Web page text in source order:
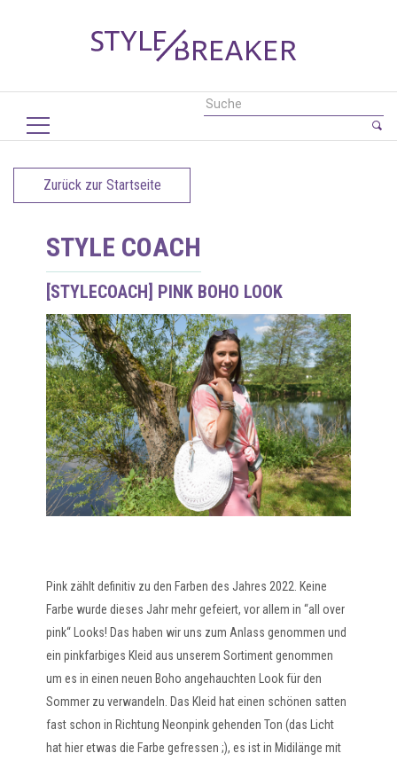
Zurück zur Startseite
STYLE COACH
[STYLECOACH] PINK BOHO LOOK
Pink zählt definitiv zu den Farben des Jahres 2022. Keine
Farbe wurde dieses Jahr mehr gefeiert, vor allem in “all over
pink“ Looks! Das haben wir uns zum Anlass genommen und
ein pinkfarbiges Kleid aus unserem Sortiment genommen
um es in einen neuen Boho angehauchten Look für den
Sommer zu verwandeln. Das Kleid hat einen schönen satten
fast schon in Richtung Neonpink gehenden Ton (das Licht
hat hier etwas die Farbe gefressen ;), es ist in Midilänge mit